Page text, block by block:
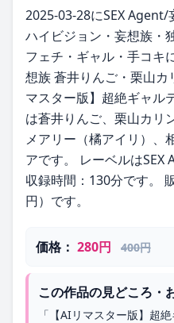
2025-03-28にSEX
ハイビジョン・妄想族・
フェチ・ギャル・手コキ
想族 蒼井りんご・栗山カ
マスター版】超絶ギャル
は蒼井りんご、栗山カリ
メアリー（橘アイリ）、
アです。 レーベルはSEX
収録時間：130分です。
円）です。
価格： 280円 400円
この作品の見どころ・
「【AIリマスター版】超